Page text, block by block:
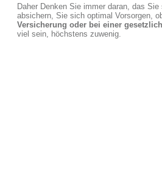
Daher Denken Sie immer daran, das
absichern, Sie sich optimal Vorsorgen,
Versicherung oder bei einer
viel sein, höchstens zuwenig.